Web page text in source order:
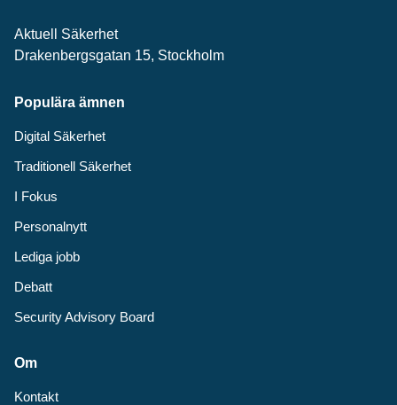
Aktuell Säkerhet
Drakenbergsgatan 15, Stockholm
Populära ämnen
Digital Säkerhet
Traditionell Säkerhet
I Fokus
Personalnytt
Lediga jobb
Debatt
Security Advisory Board
Om
Kontakt